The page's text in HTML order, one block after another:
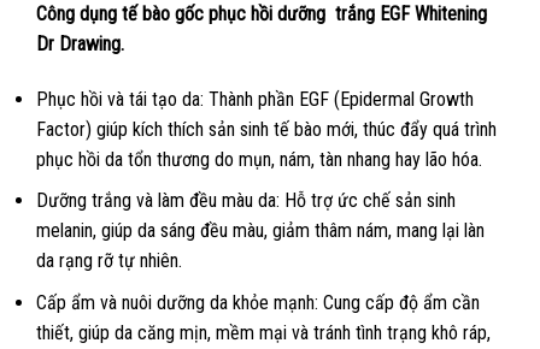
Công dụng tế bào gốc phục hồi dưỡng trắng EGF Whitening
Dr Drawing.
Phục hồi và tái tạo da: Thành phần EGF (Epidermal Growth
Factor) giúp kích thích sản sinh tế bào mới, thúc đẩy quá trình
phục hồi da tổn thương do mụn, nám, tàn nhang hay lão hóa.
Dưỡng trắng và làm đều màu da: Hỗ trợ ức chế sản sinh
melanin, giúp da sáng đều màu, giảm thâm nám, mang lại làn
da rạng rỡ tự nhiên.
Cấp ẩm và nuôi dưỡng da khỏe mạnh: Cung cấp độ ẩm cần
thiết, giúp da căng mịn, mềm mại và tránh tình trạng khô ráp,